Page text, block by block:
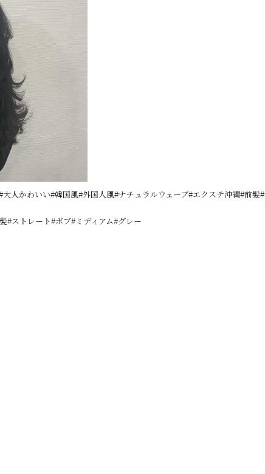
人かわいい#韓国風#外国人風#ナチュラルウェーブ#エクステ沖縄#前髪#
#ストレート#ボブ#ミディアム#グレー